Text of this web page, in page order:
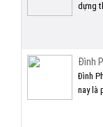
dựng
Đình
Đình
nay là